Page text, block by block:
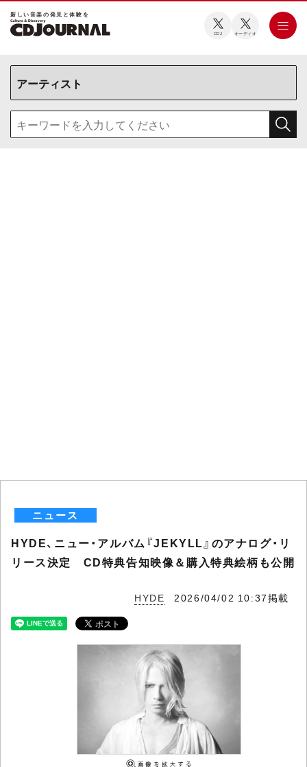
新しい⾳楽の発⾒と体験を
CDJ オーディオ
ニュース
HYDE、ニュー・アルバム『JEKYLL』のアナログ・リ
リース決定 CD特典告知映像＆購入特典絵柄も公開
HYDE 2026/04/02 10:37掲載